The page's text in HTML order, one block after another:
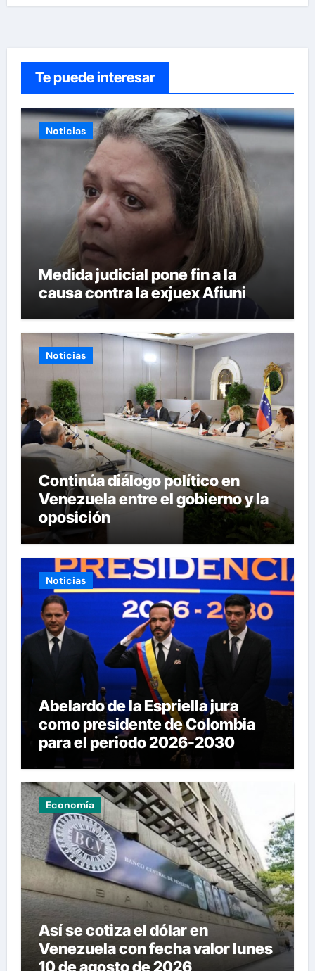
Te puede interesar
Noticias
Medida judicial pone fin a la
causa contra la exjuex Afiuni
Noticias
Continúa diálogo político en
Venezuela entre el gobierno y la
oposición
Noticias
Abelardo de la Espriella jura
como presidente de Colombia
para el periodo 2026-2030
Economía
Así se cotiza el dólar en
Venezuela con fecha valor lunes
10 de agosto de 2026